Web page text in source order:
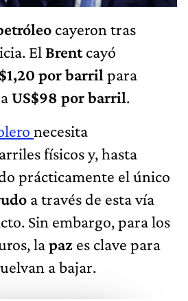
cayeron tras
El Brentcayó
por barril para
US$98 por barril.
necesita
físicos y, hasta
prácticamente el único
a través de esta vía
Sin embargo, para los
lapaz es clave para
a bajar.